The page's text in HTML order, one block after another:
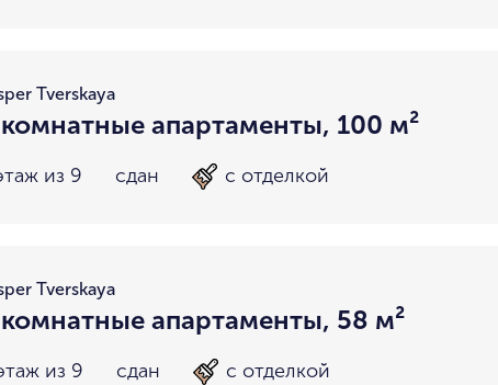
Tverskaya
апартаменты, 100 м²
из 9 сдан с отделкой
Tverskaya
апартаменты, 58 м²
из 9 сдан с отделкой